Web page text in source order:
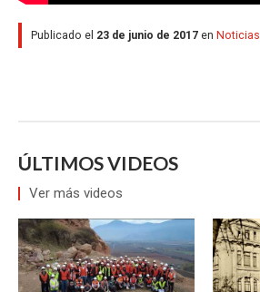
Publicado el 23 de junio de 2017 en Noticias
ÚLTIMOS VIDEOS
Ver más videos